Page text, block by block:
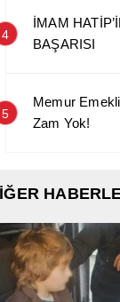
“Vali
4
İMAM
BAŞARISI
5
Memur
Zam Yok!